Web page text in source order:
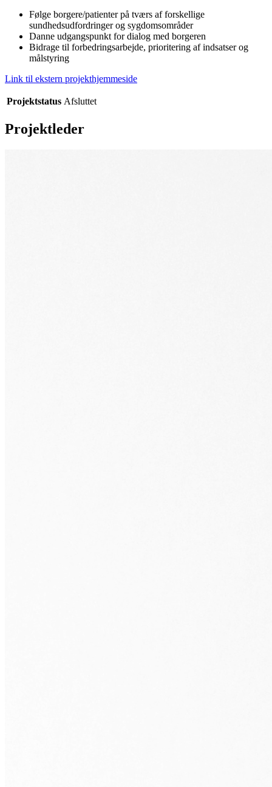
Følge borgere/patienter på tværs af forskellige
sundhedsudfordringer og sygdomsområder
Danne udgangspunkt for dialog med borgeren
Bidrage til forbedringsarbejde, prioritering af indsatser og
målstyring
Link til ekstern projekthjemmeside
Projektstatus Afsluttet
Projektleder